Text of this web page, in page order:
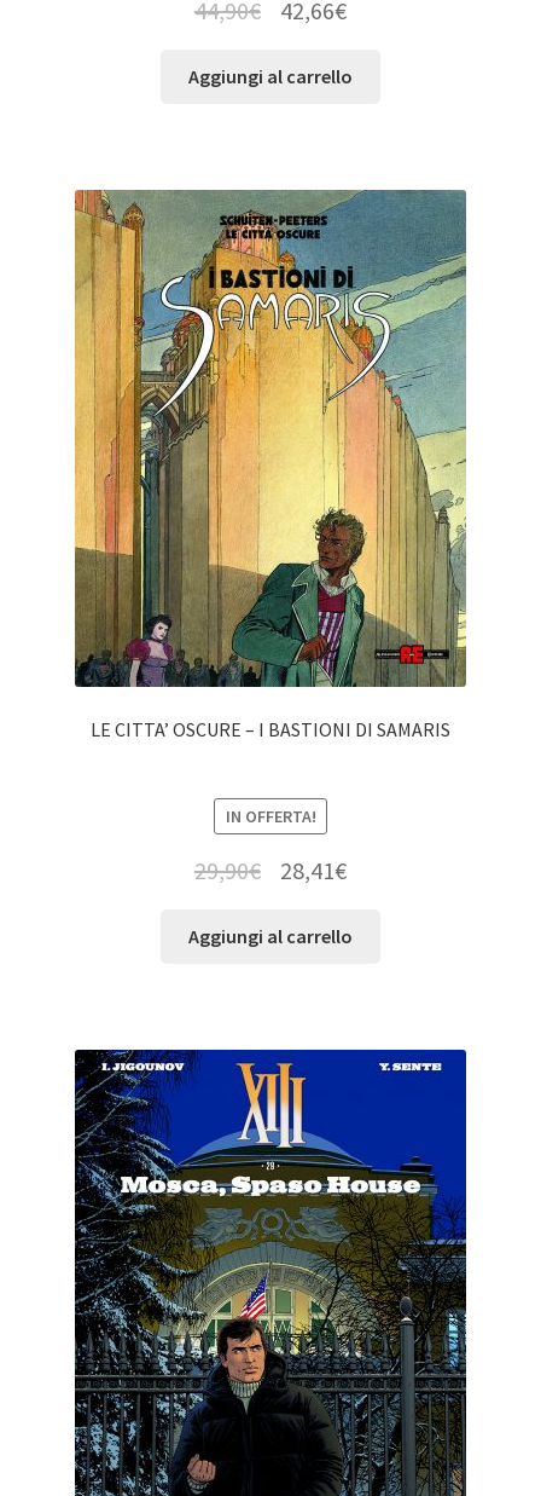
44,90€ 42,66€
Aggiungi al carrello
LE CITTA’ OSCURE – I BASTIONI DI SAMARIS
IN OFFERTA!
29,90€ 28,41€
Aggiungi al carrello